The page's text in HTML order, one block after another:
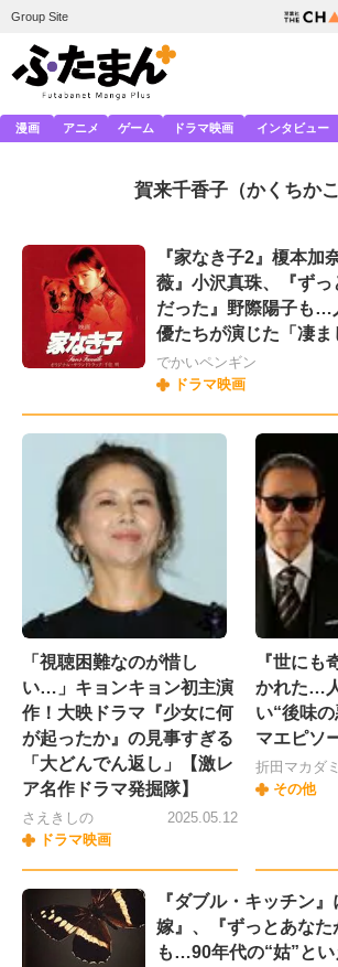
Group Site
漫画 アニメ ゲーム ドラマ映画 インタビュー
賀来千香子 （かくちかこ
『家なき子2』榎本加
薇』小沢真珠、『ずっ
だった』野際陽子も…
優たちが演じた「凄ま
でかいペンギン
ドラマ映画
「視聴困難なのが惜し
い…」キョンキョン初主演
作！大映ドラマ『少女に何
が起ったか』の見事すぎる
「大どんでん返し」【激レ
ア名作ドラマ発掘隊】
さえきしの
ドラマ映画
2025.05.12
『世にも
かれた…
い“後味
マエピソ
折田マカダ
その他
『ダブル・キッチン
嫁』、『ずっとあなた
も…90年代の“姑”と